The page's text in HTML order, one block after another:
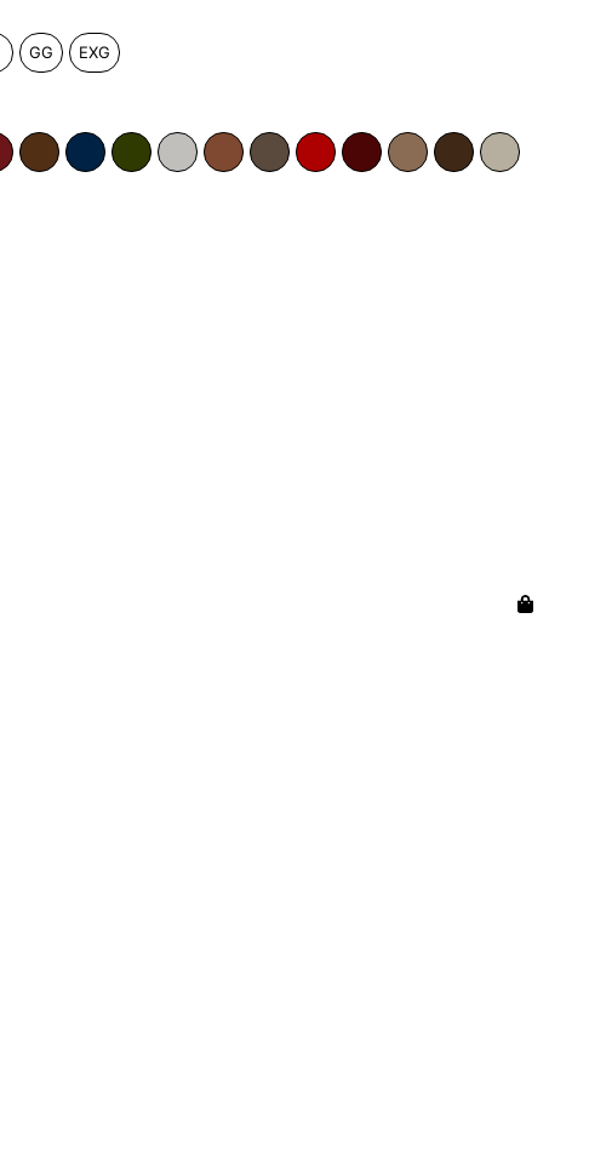
GG EXG
Marsala WhiskeyAzul MarinhoVerde Musgo
Off-WhiteCarameloAnelina Vermelho Ferrari
Bordô Camel Tabaco Pérola